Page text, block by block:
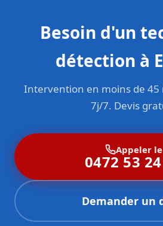
Besoin d'un
détection à
Intervention en moins de
7j/7. Devis
Appeler le
0472 53
Demander un